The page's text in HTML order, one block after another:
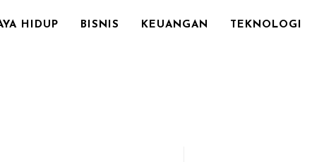
HIDUP BISNIS KEUANGAN TEKNOLOGI